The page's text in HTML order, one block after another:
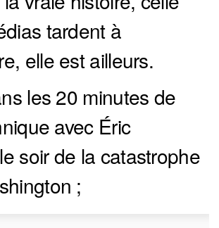
tardent à
elle est ailleurs.
les 20 minutes de
avec Éric
soir de la catastrophe
;